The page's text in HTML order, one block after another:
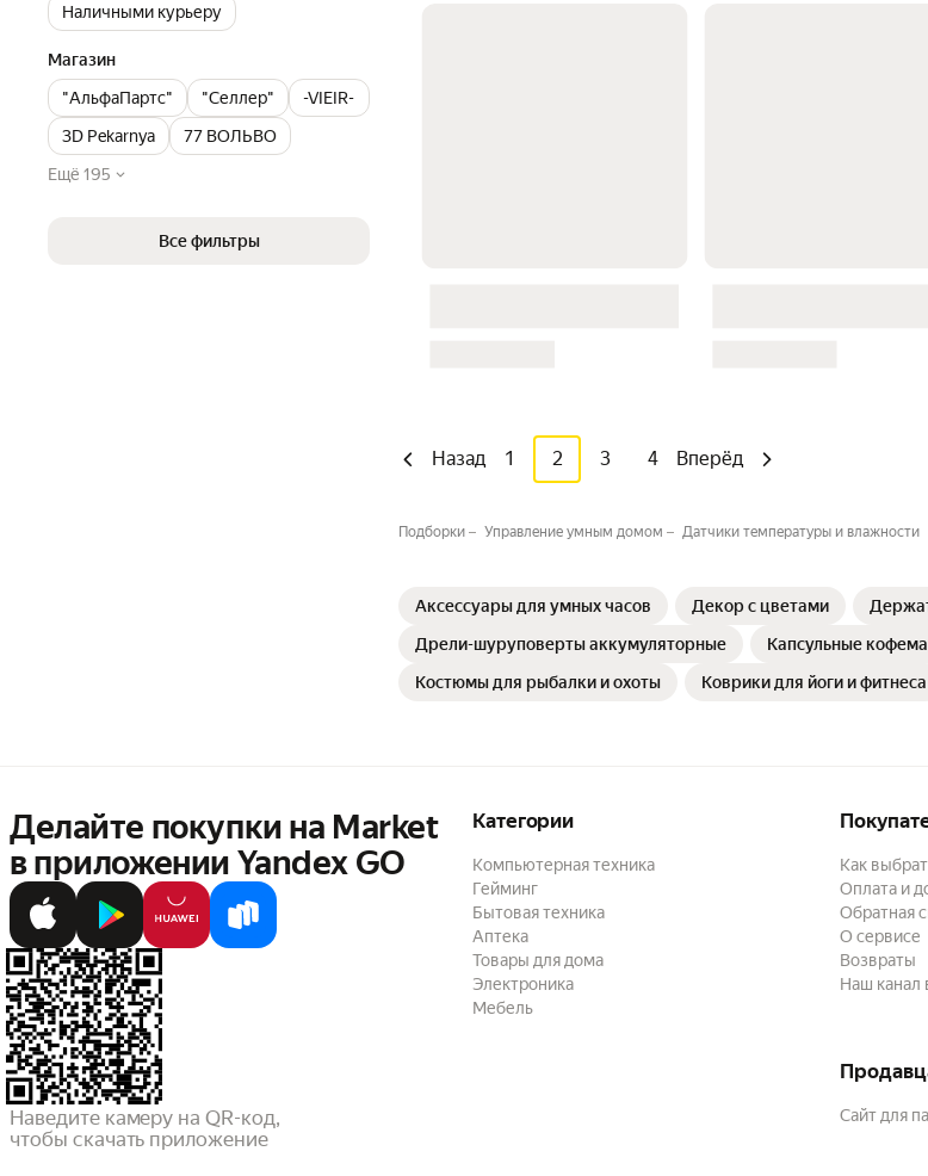
Наличными курьеру
Магазин
"АльфаПартс"
"Селлер"
-VIEIR-
3D Pekarnya
77 ВОЛЬВО
Ещё 195
Все фильтры
Назад 1 2 3 4 Вперёд
Подборки Управление умным домом Датчики температуры и влажности
Аксессуары для умных часов Декор с цветами
Дрели-шуруповерты аккумуляторные
Капсульные
Костюмы для рыбалки и охоты
Коврики для йоги и фитнеса
Делайте покупки на Market
в приложении Yandex GO
Наведите камеру на QR-код,
чтобы скачать приложение
Категории
Компьютерная техника
Гейминг
Бытовая техника
Аптека
Товары для дома
Электроника
Мебель
Как
Оплата и
Обратная
О сервисе
Возвраты
Наш канал
Сайт для